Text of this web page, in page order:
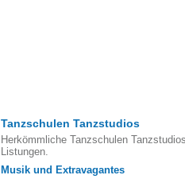
Tanzschulen Tanzstudios
Herkömmliche Tanzschulen
Listungen.
Musik und Extravagantes